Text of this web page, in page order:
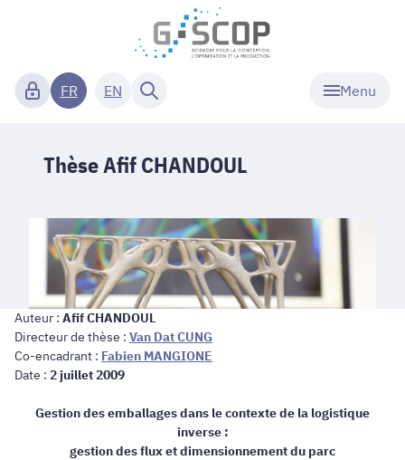
Menu
FR EN
Thèse Afif CHANDOUL
Auteur : Afif CHANDOUL
Directeur de thèse : Van Dat CUNG
Co-encadrant : Fabien MANGIONE
Date : 2 juillet 2009
Gestion des emballages dans le contexte de la logistique
inverse :
gestion des flux et dimensionnement du parc